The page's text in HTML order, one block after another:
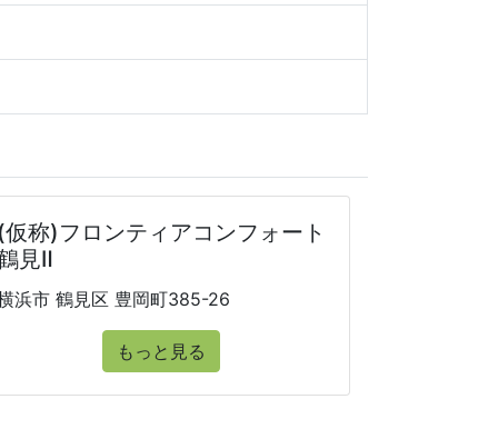
称)フロンティアコンフォート
見Ⅱ
浜市 鶴見区 豊岡町385-26
もっと見る